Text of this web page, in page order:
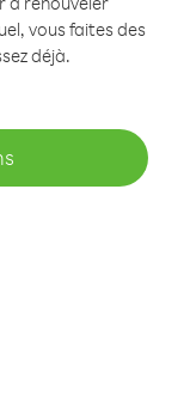
vous faites des
déjà.